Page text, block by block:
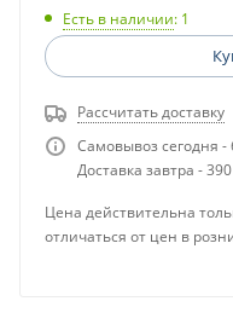
Есть в наличии: 1
Рассчитать доставку
Самовывоз сегодня -
Доставка завтра -
Цена действительна
отличаться от цен в